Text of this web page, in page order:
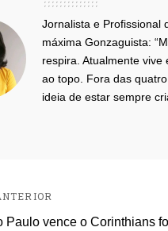
Jornalista e Profissional
máxima Gonzaguista:
respira. Atualmente
ao topo. Fora das
ideia de estar sempre
Paulo vence o Corinthians